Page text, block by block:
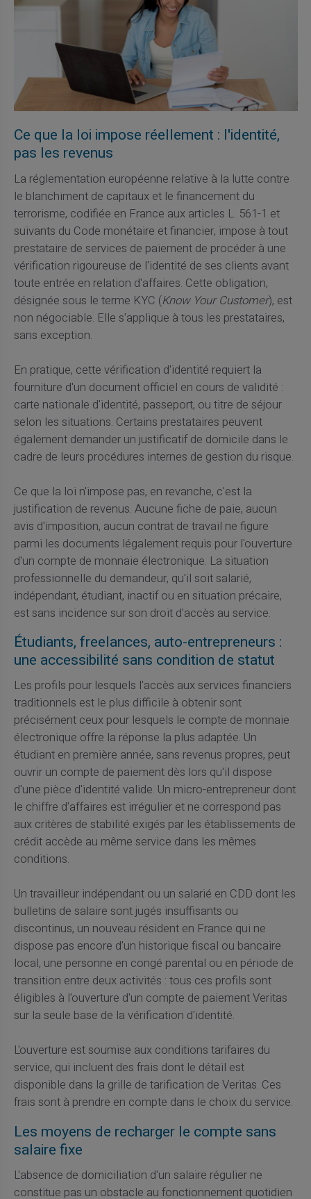
Ce que la loi impose réellement : l'identité,
pas les revenus
La réglementation européenne relative à la lutte contre
le blanchiment de capitaux et le financement du
terrorisme, codifiée en France aux articles L. 561-1 et
suivants du Code monétaire et financier, impose à tout
prestataire de services de paiement de procéder à une
vérification rigoureuse de l'identité de ses clients avant
toute entrée en relation d'affaires. Cette obligation,
désignée sous le terme KYC (Know Your Customer), est
non négociable. Elle s'applique à tous les prestataires,
sans exception.
En pratique, cette vérification d'identité requiert la
fourniture d'un document officiel en cours de validité :
carte nationale d'identité, passeport, ou titre de séjour
selon les situations. Certains prestataires peuvent
également demander un justificatif de domicile dans le
cadre de leurs procédures internes de gestion du risque.
Ce que la loi n'impose pas, en revanche, c'est la
justification de revenus. Aucune fiche de paie, aucun
avis d'imposition, aucun contrat de travail ne figure
parmi les documents légalement requis pour l'ouverture
d'un compte de monnaie électronique. La situation
professionnelle du demandeur, qu'il soit salarié,
indépendant, étudiant, inactif ou en situation précaire,
est sans incidence sur son droit d'accès au service.
Étudiants, freelances, auto-entrepreneurs :
une accessibilité sans condition de statut
Les profils pour lesquels l'accès aux services financiers
traditionnels est le plus difficile à obtenir sont
précisément ceux pour lesquels le compte de monnaie
électronique offre la réponse la plus adaptée. Un
étudiant en première année, sans revenus propres, peut
ouvrir un compte de paiement dès lors qu'il dispose
d'une pièce d'identité valide. Un micro-entrepreneur dont
le chiffre d'affaires est irrégulier et ne correspond pas
aux critères de stabilité exigés par les établissements de
crédit accède au même service dans les mêmes
conditions.
Un travailleur indépendant ou un salarié en CDD dont les
bulletins de salaire sont jugés insuffisants ou
discontinus, un nouveau résident en France qui ne
dispose pas encore d'un historique fiscal ou bancaire
local, une personne en congé parental ou en période de
transition entre deux activités : tous ces profils sont
éligibles à l'ouverture d'un compte de paiement Veritas
sur la seule base de la vérification d'identité.
L'ouverture est soumise aux conditions tarifaires du
service, qui incluent des frais dont le détail est
disponible dans la grille de tarification de Veritas. Ces
frais sont à prendre en compte dans le choix du service.
Les moyens de recharger le compte sans
salaire fixe
L'absence de domiciliation d'un salaire régulier ne
constitue pas un obstacle au fonctionnement quotidien